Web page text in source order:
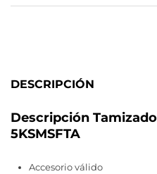
DESCRIPCIÓN
Descripción
5KSMSFTA
Accesorio válido